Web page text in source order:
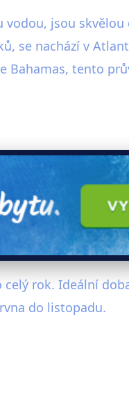
jsou
se nachází v
tento
rok. Ideální
do listopadu.